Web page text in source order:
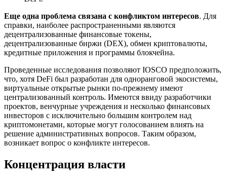
Еще одна проблема связана с конфликтом интересов. Для
справки, наиболее распространенными являются
децентрализованные финансовые токены,
децентрализованные биржи (DEX), обмен криптовалюты,
кредитные приложения и программы блокчейна.
Проведенные исследования позволяют IOSCO предположить,
что, хотя DeFi был разработан для одноранговой экосистемы,
виртуальные открытые рынки по-прежнему имеют
централизованный контроль. Имеются ввиду разработчики
проектов, венчурные учреждения и несколько финансовых
инвесторов с исключительно большим контролем над
криптомонетами, которые могут голосованием влиять на
решение административных вопросов. Таким образом,
возникает вопрос о конфликте интересов.
Концентрация власти